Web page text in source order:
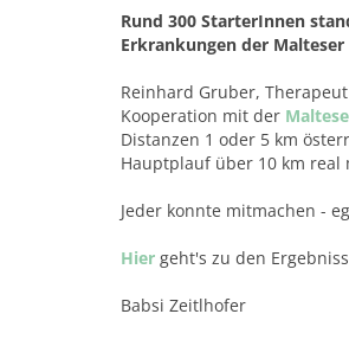
Rund 300 StarterInnen
Erkrankungen der
Reinhard Gruber,
Kooperation mit der
Distanzen 1 oder 5 km
Hauptplauf über 10 km real
Jeder konnte mitmachen -
Hier geht's zu den
Babsi Zeitlhofer